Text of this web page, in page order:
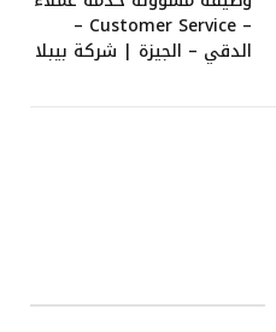
– Customer Service –
الدقي – الجيزة | شركة بيبلا